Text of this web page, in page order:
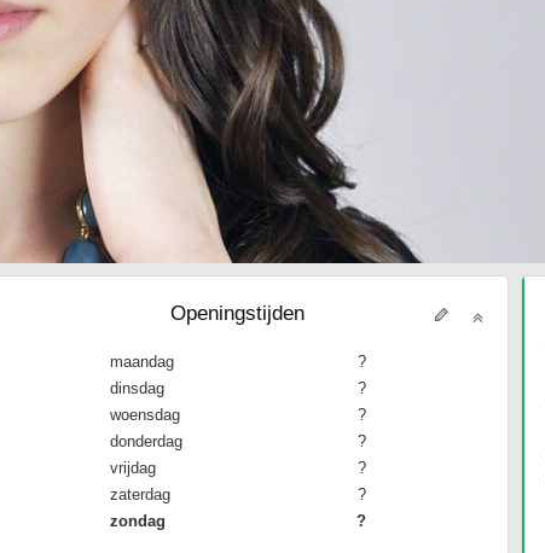
Openingstijden
maandag
?
dinsdag
?
woensdag
?
donderdag
?
vrijdag
?
zaterdag
?
zondag
?